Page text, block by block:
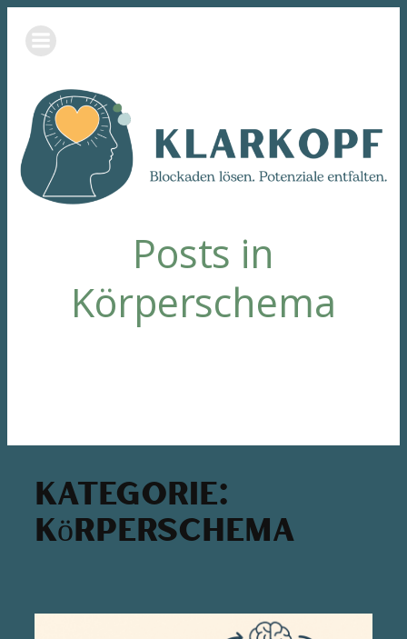
Zum
Inhalt
Posts in
Körperschema
Kategorie:
Körperschema